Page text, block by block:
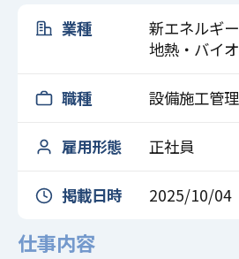
業種
新エネルギ
地熱・バイオ
職種 設備施工管理
雇用形態 正社員
掲載日時 2025/10/04
仕事内容